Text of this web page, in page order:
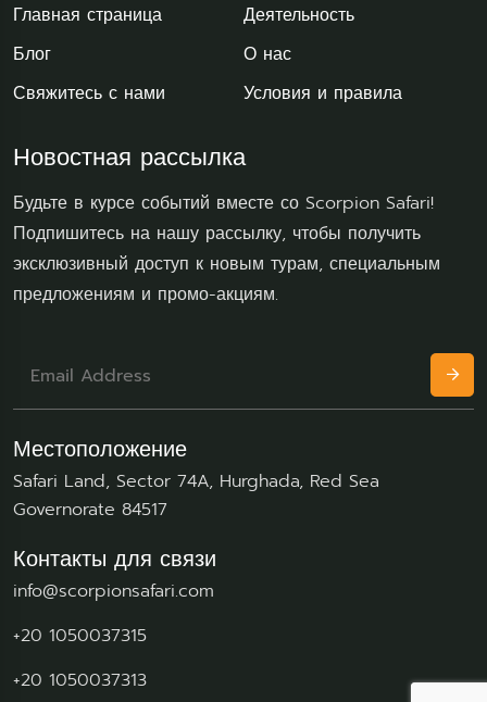
Главная страница
Деятельность
Блог
О нас
Свяжитесь с нами
Условия и правила
Новостная рассылка
Будьте в курсе событий вместе со Scorpion Safari!
Подпишитесь на нашу рассылку, чтобы получить
эксклюзивный доступ к новым турам, специальным
предложениям и промо-акциям.
Местоположение
Safari Land, Sector 74A, Hurghada, Red Sea
Governorate 84517
Контакты для связи
info@scorpionsafari.com
+20 1050037315
‪+20 1050037313‬